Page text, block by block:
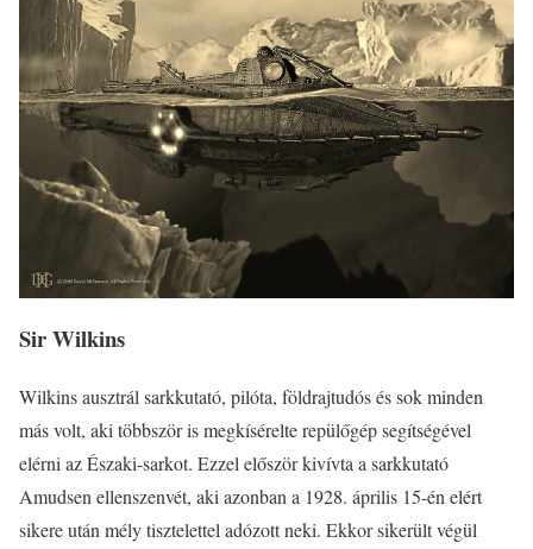
Sir Wilkins
Wilkins ausztrál sarkkutató, pilóta, földrajtudós és sok minden
más volt, aki többször is megkísérelte repülőgép segítségével
elérni az Északi-sarkot. Ezzel először kivívta a sarkkutató
Amudsen ellenszenvét, aki azonban a 1928. április 15-én elért
sikere után mély tisztelettel adózott neki. Ekkor sikerült végül